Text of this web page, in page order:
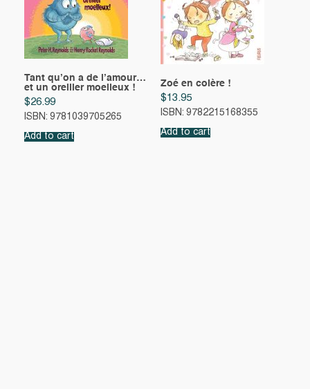
Tant qu’on a de l’amour…
et un oreiller moelleux !
$26.99
ISBN: 9781039705265
Add to cart
Zoé en colère !
$13.95
ISBN: 9782215168355
Add to cart